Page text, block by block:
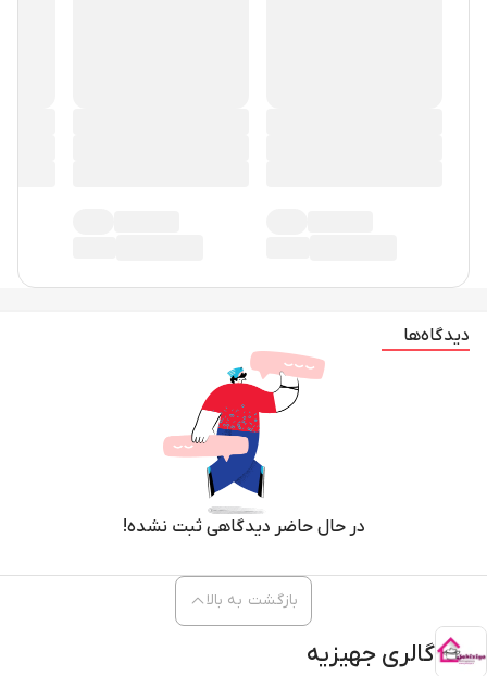
دیدگاه‌ها
در حال حاضر دیدگاهی ثبت نشده!
گالری جهیزیه
بازگشت به بالا